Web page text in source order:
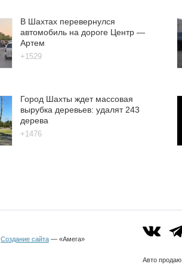
В Шахтах перевернулся
автомобиль на дороге Центр —
Артем
+1529
Город Шахты ждет массовая
вырубка деревьев: удалят 243
дерева
+1476
Создание сайта — «Амега»
Автопродаю